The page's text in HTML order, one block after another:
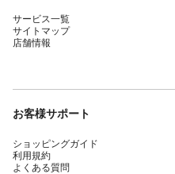
サービス一覧
サイトマップ
店舗情報
お客様サポート
ショッピングガイド
利用規約
よくある質問